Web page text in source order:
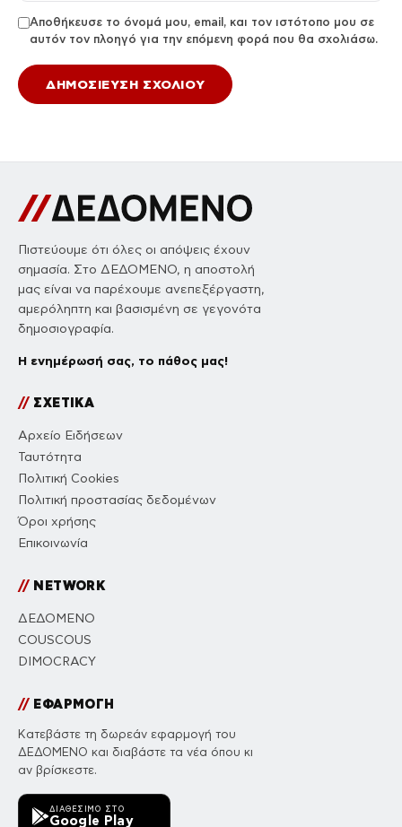
Αποθήκευσε το όνομά μου, email, και τον ιστότοπο μου σε
αυτόν τον πλοηγό για την επόμενη φορά που θα σχολιάσω.
Πιστεύουμε ότι όλες οι απόψεις έχουν
σημασία. Στο ΔΕΔΟΜΕΝΟ, η αποστολή
μας είναι να παρέχουμε ανεπεξέργαστη,
αμερόληπτη και βασισμένη σε γεγονότα
δημοσιογραφία.
Η ενημέρωσή σας, το πάθος μας!
//ΣΧΕΤΙΚΑ
Αρχείο Ειδήσεων
Ταυτότητα
Πολιτική Cookies
Πολιτική προστασίας δεδομένων
Όροι χρήσης
Επικοινωνία
//NETWORK
ΔΕΔΟΜΕΝΟ
COUSCOUS
DIMOCRACY
//ΕΦΑΡΜΟΓΗ
Κατεβάστε τη δωρεάν εφαρμογή του
ΔΕΔΟΜΕΝΟ και διαβάστε τα νέα όπου κι
αν βρίσκεστε.
ΔΙΑΘΈΣΙΜΟ ΣΤΟ
Google Play